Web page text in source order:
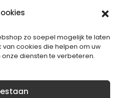
zo soepel mogelijk te laten
cookies die helpen om uw
diensten te verbeteren.